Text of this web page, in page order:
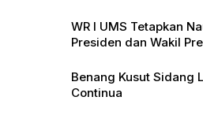
WR I UMS Tetapkan
Presiden dan Wakil
Benang Kusut Sidang
Continua